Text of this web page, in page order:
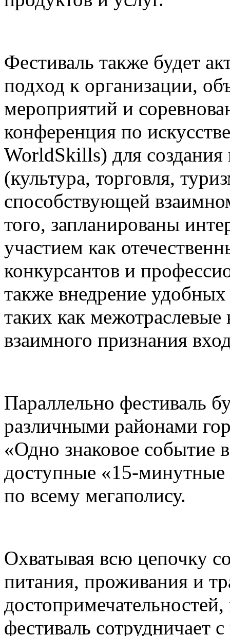
Фестиваль также будет
подход к организации,
мероприятий и
конференция по
WorldSkills) для
(культура, торговля,
способствующей
того, запланированы
участием как
конкурсантов и
также внедрение
таких как
взаимного признания
Параллельно фестиваль
различными районами
«Одно знаковое событие
доступные «15-минутные
по всему мегаполису.
Охватывая всю цепочку
питания, проживания и
фестиваль сотрудничает